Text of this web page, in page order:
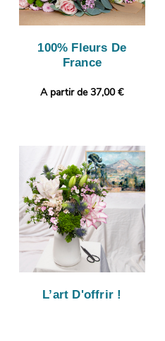
100% Fleurs De
France
A partir de 37,00 €
L’art D'offrir !